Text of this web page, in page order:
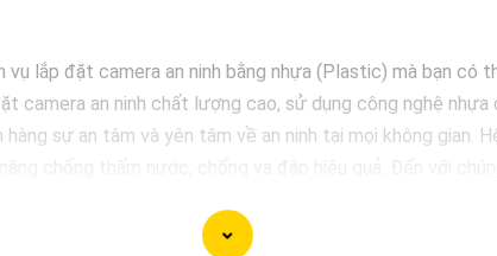
lắp đặt camera an ninh bằng nhựa (Plastic) mà bạn có
camera an ninh chất lượng cao, sử dụng công nghệ
sự an tâm và yên tâm về an ninh tại mọi không gian.